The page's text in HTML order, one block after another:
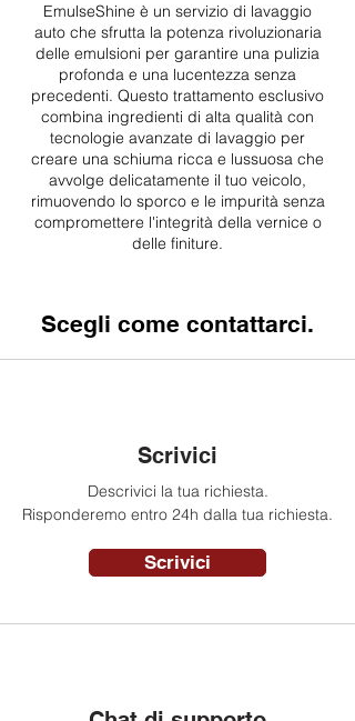
EmulseShine è un servizio di lavaggio
auto che sfrutta la potenza rivoluzionaria
delle emulsioni per garantire una pulizia
profonda e una lucentezza senza
precedenti. Questo trattamento esclusivo
combina ingredienti di alta qualità con
tecnologie avanzate di lavaggio per
creare una schiuma ricca e lussuosa che
avvolge delicatamente il tuo veicolo,
rimuovendo lo sporco e le impurità senza
compromettere l'integrità della vernice o
delle finiture.
Scegli come contattarci.
Scrivici
Descrivici la tua richiesta.
Risponderemo entro 24h dalla tua richiesta.
Scrivici